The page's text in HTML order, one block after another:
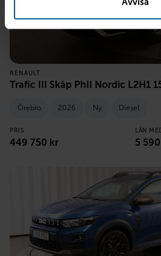
RENAULT
Trafic III Skåp PhII Nordic L2H1
Örebro 2026 Ny Diesel
PRIS
449 750 kr
LÅN
5 590